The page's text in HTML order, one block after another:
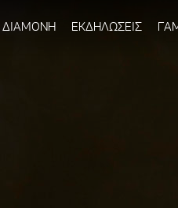
προς
ΔΙΑΜΟΝΗ ΕΚΔΗΛΩΣΕΙΣ